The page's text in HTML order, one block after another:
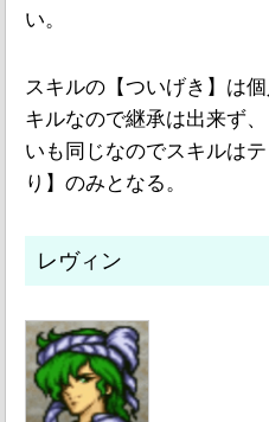
い。
スキルの【ついげき】は
キルなので継承は出来ず
いも同じなのでスキルは
り】のみとなる。
レヴィン